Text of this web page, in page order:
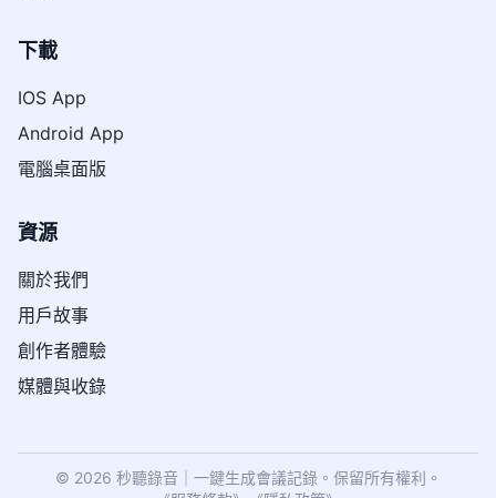
下載
IOS App
Android App
電腦桌面版
資源
關於我們
用戶故事
創作者體驗
媒體與收錄
© 2026 秒聽錄音｜一鍵生成會議記錄。保留所有權利。